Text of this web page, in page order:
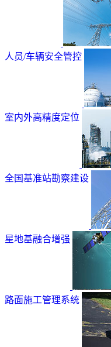
人员/车辆安全管控
室内外高精度定位
全国基准站勘察建设
星地基融合增强
路面施工管理系统